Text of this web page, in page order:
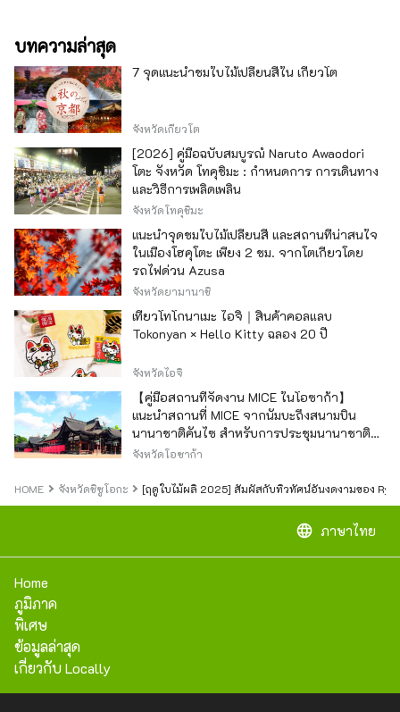
บทความล่าสุด
7 จุดแนะนำชมใบไม้เปลี่ยนสีใน เกียวโต
จังหวัดเกียวโต
[2026] คู่มือฉบับสมบูรณ์ Naruto Awaodori
โตะ จังหวัด โทคุชิมะ : กำหนดการ การเดินทาง
และวิธีการเพลิดเพลิน
จังหวัดโทคุชิมะ
แนะนำจุดชมใบไม้เปลี่ยนสี และสถานที่น่าสนใจ
ในเมืองโฮคุโตะ เพียง 2 ชม. จากโตเกียวโดย
รถไฟด่วน Azusa
จังหวัดยามานาชิ
เที่ยวโทโกนาเมะ ไอจิ｜สินค้าคอลแลบ
Tokonyan × Hello Kitty ฉลอง 20 ปี
จังหวัดไอจิ
【คู่มือสถานที่จัดงาน MICE ในโอซาก้า】
แนะนำสถานที่ MICE จากนัมบะถึงสนามบิน
นานาชาติคันไซ สำหรับการประชุมนานาชาติ
และกิจกรรมองค์กร
จังหวัดโอซาก้า
HOME จังหวัดชิซูโอกะ [ฤดูใบไม้ผลิ 2025] สัมผัสกับทิวทัศน์อันงดงามของ
language ภาษาไทย
Home
ภูมิภาค
พิเศษ
ข้อมูลล่าสุด
เกี่ยวกับ Locally